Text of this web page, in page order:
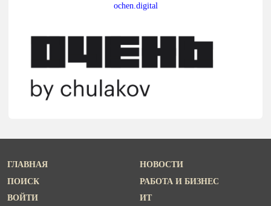
ochen.digital
ГЛАВНАЯ
ПОИСК
ВОЙТИ
НОВОСТИ
РАБОТА И БИЗНЕС
ИТ